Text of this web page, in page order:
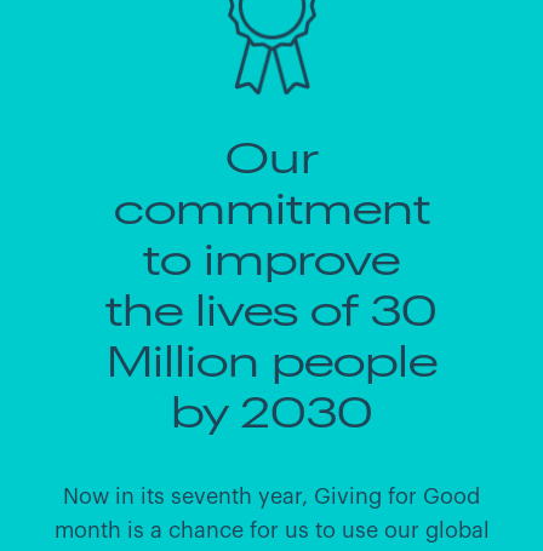
Our
commitment
to improve
the lives of 30
Million people
by 2030
Now in its seventh year, Giving for Good
month is a chance for us to use our global